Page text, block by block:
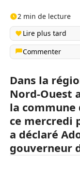
2 min de lecture
Lire plus tard
Commenter
Dans la
Nord-Ouest
la commune
ce mercredi
a déclaré
gouverneur